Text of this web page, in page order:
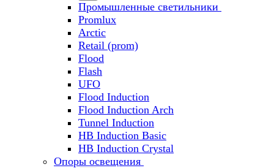
Промышленные светильники
Promlux
Arctic
Retail (prom)
Flood
Flash
UFO
Flood Induction
Flood Induction Arch
Tunnel Induction
HB Induction Basic
HB Induction Crystal
Опоры освещения